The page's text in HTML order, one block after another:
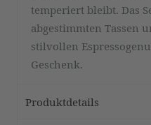
temperiert bleibt. Das
abgestimmten Tassen
stilvollen
Geschenk.
Produktdetails